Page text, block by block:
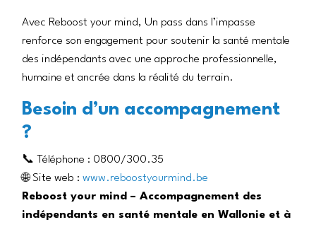
Avec Reboost your mind, Un pass dans l’impasse
renforce son engagement pour soutenir la santé mentale
des indépendants avec une approche professionnelle,
humaine et ancrée dans la réalité du terrain.
Besoin d’un accompagnement
?
📞 Téléphone : 0800/300.35
🌐 Site web :www.reboostyourmind.be
Reboost your mind – Accompagnement des
indépendants en santé mentale en Wallonie et à